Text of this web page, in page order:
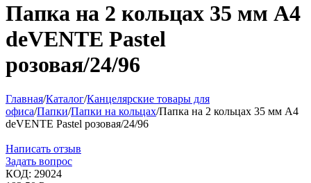
Папка на 2 кольцах 35 мм A4
deVENTE Pastel
розовая/24/96
Главная/Каталог/Канцелярские товары для
офиса/Папки/Папки на кольцах/Папка на 2 кольцах 35 мм A4
deVENTE Pastel розовая/24/96
Написать отзыв
Задать вопрос
КОД: 29024